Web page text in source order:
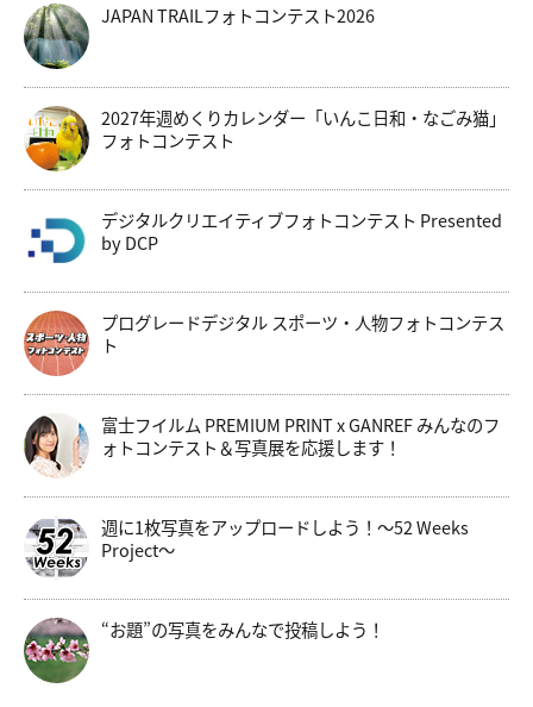
JAPAN TRAILフォトコンテスト2026
2027年週めくりカレンダー「いんこ日和・なごみ猫」
フォトコンテスト
デジタルクリエイティブフォトコンテスト Presented
by DCP
プログレードデジタル スポーツ・人物フォトコンテス
ト
富士フイルム PREMIUM PRINT x GANREF みんなのフ
ォトコンテスト＆写真展を応援します！
週に1枚写真をアップロードしよう！～52 Weeks
Project～
“お題”の写真をみんなで投稿しよう！